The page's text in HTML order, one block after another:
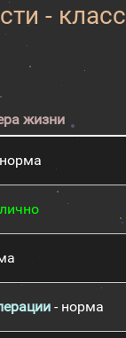
-
жизни
- норма